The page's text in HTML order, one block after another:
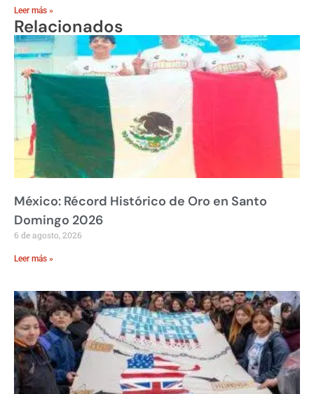
Leer más »
Relacionados
México: Récord Histórico de Oro en Santo
Domingo 2026
6 de agosto, 2026
Leer más »